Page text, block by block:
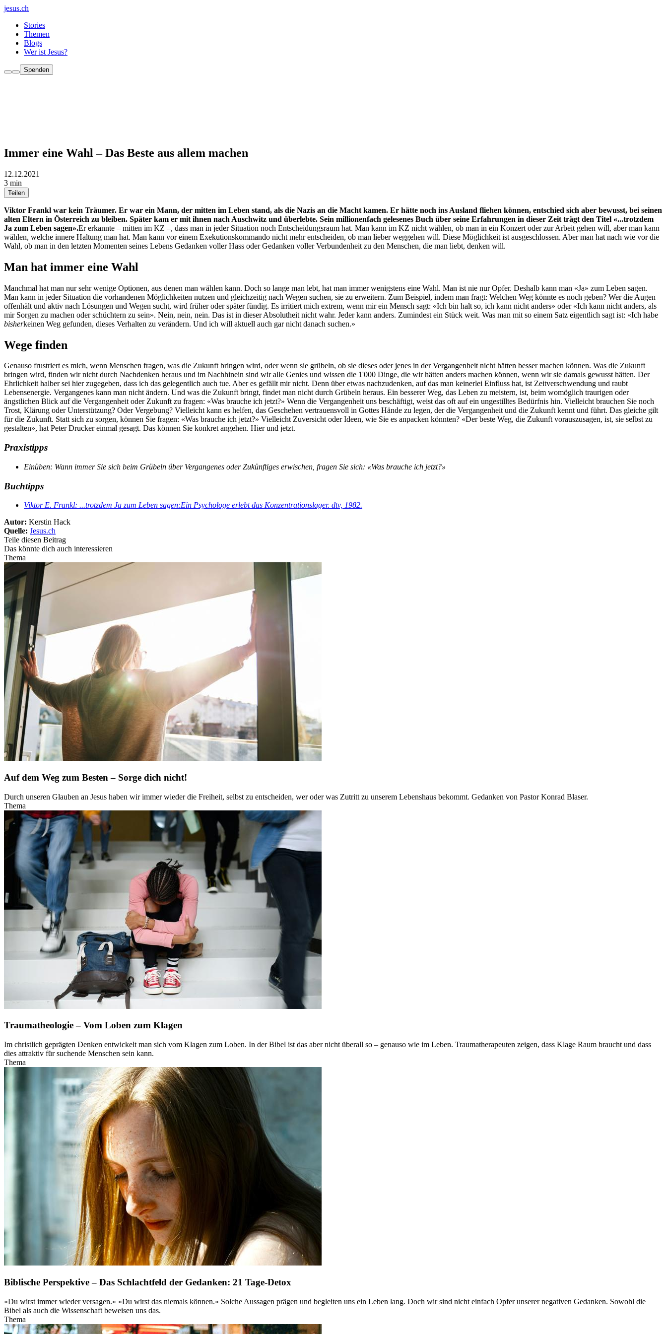
jesus.ch
Stories
Themen
Blogs
Wer ist Jesus?
Spenden
Immer eine Wahl – Das Beste aus allem machen
12.12.2021
3 min
Teilen
Viktor Frankl war kein Träumer. Er war ein Mann, der mitten im Leben stand, als die Nazis an die Macht kamen. Er hätte noch ins Ausland fliehen können, entschied sich aber bewusst, bei seinen
alten Eltern in Österreich zu bleiben. Später kam er mit ihnen nach Auschwitz und überlebte. Sein millionenfach gelesenes Buch über seine Erfahrungen in dieser Zeit trägt den Titel «...trotzdem
Ja zum Leben sagen».Er erkannte – mitten im KZ –, dass man in jeder Situation noch Entscheidungsraum hat. Man kann im KZ nicht wählen, ob man in ein Konzert oder zur Arbeit gehen will, aber man kann
wählen, welche innere Haltung man hat. Man kann vor einem Exekutionskommando nicht mehr entscheiden, ob man lieber weggehen will. Diese Möglichkeit ist ausgeschlossen. Aber man hat nach wie vor die
Wahl, ob man in den letzten Momenten seines Lebens Gedanken voller Hass oder Gedanken voller Verbundenheit zu den Menschen, die man liebt, denken will.
Man hat immer eine Wahl
Manchmal hat man nur sehr wenige Optionen, aus denen man wählen kann. Doch so lange man lebt, hat man immer wenigstens eine Wahl. Man ist nie nur Opfer. Deshalb kann man «Ja» zum Leben sagen.
Man kann in jeder Situation die vorhandenen Möglichkeiten nutzen und gleichzeitig nach Wegen suchen, sie zu erweitern. Zum Beispiel, indem man fragt: Welchen Weg könnte es noch geben? Wer die Augen
offenhält und aktiv nach Lösungen und Wegen sucht, wird früher oder später fündig. Es irritiert mich extrem, wenn mir ein Mensch sagt: «Ich bin halt so, ich kann nicht anders» oder «Ich kann nicht anders, als
mir Sorgen zu machen oder schüchtern zu sein». Nein, nein, nein. Das ist in dieser Absolutheit nicht wahr. Jeder kann anders. Zumindest ein Stück weit. Was man mit so einem Satz eigentlich sagt ist: «Ich habe
bisherkeinen Weg gefunden, dieses Verhalten zu verändern. Und ich will aktuell auch gar nicht danach suchen.»
Wege finden
Genauso frustriert es mich, wenn Menschen fragen, was die Zukunft bringen wird, oder wenn sie grübeln, ob sie dieses oder jenes in der Vergangenheit nicht hätten besser machen können. Was die Zukunft
bringen wird, finden wir nicht durch Nachdenken heraus und im Nachhinein sind wir alle Genies und wissen die 1'000 Dinge, die wir hätten anders machen können, wenn wir sie damals gewusst hätten. Der
Ehrlichkeit halber sei hier zugegeben, dass ich das gelegentlich auch tue. Aber es gefällt mir nicht. Denn über etwas nachzudenken, auf das man keinerlei Einfluss hat, ist Zeitverschwendung und raubt
Lebensenergie. Vergangenes kann man nicht ändern. Und was die Zukunft bringt, findet man nicht durch Grübeln heraus. Ein besserer Weg, das Leben zu meistern, ist, beim womöglich traurigen oder
ängstlichen Blick auf die Vergangenheit oder Zukunft zu fragen: «Was brauche ich jetzt?» Wenn die Vergangenheit uns beschäftigt, weist das oft auf ein ungestilltes Bedürfnis hin. Vielleicht brauchen Sie noch
Trost, Klärung oder Unterstützung? Oder Vergebung? Vielleicht kann es helfen, das Geschehen vertrauensvoll in Gottes Hände zu legen, der die Vergangenheit und die Zukunft kennt und führt. Das gleiche gilt
für die Zukunft. Statt sich zu sorgen, können Sie fragen: «Was brauche ich jetzt?» Vielleicht Zuversicht oder Ideen, wie Sie es anpacken könnten? «Der beste Weg, die Zukunft vorauszusagen, ist, sie selbst zu
gestalten», hat Peter Drucker einmal gesagt. Das können Sie konkret angehen. Hier und jetzt.
Praxistipps
Einüben: Wann immer Sie sich beim Grübeln über Vergangenes oder Zukünftiges erwischen, fragen Sie sich: «Was brauche ich jetzt?»
Buchtipps
Viktor E. Frankl: ...trotzdem Ja zum Leben sagen:Ein Psychologe erlebt das Konzentrationslager. dtv, 1982.
Autor: Kerstin Hack
Quelle: Jesus.ch
Teile diesen Beitrag
Das könnte dich auch interessieren
Thema
Auf dem Weg zum Besten – Sorge dich nicht!
Durch unseren Glauben an Jesus haben wir immer wieder die Freiheit, selbst zu entscheiden, wer oder was Zutritt zu unserem Lebenshaus bekommt. Gedanken von Pastor Konrad Blaser.
Thema
Traumatheologie – Vom Loben zum Klagen
Im christlich geprägten Denken entwickelt man sich vom Klagen zum Loben. In der Bibel ist das aber nicht überall so – genauso wie im Leben. Traumatherapeuten zeigen, dass Klage Raum braucht und dass
dies attraktiv für suchende Menschen sein kann.
Thema
Biblische Perspektive – Das Schlachtfeld der Gedanken: 21 Tage-Detox
«Du wirst immer wieder versagen.» «Du wirst das niemals können.» Solche Aussagen prägen und begleiten uns ein Leben lang. Doch wir sind nicht einfach Opfer unserer negativen Gedanken. Sowohl die
Bibel als auch die Wissenschaft beweisen uns das.
Thema